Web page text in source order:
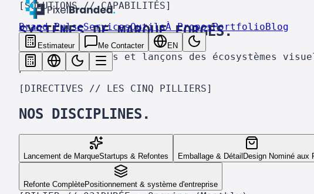
Brand PulseServicesOutilsÀ ProposPortfolioBlog
Estimateur Me Contacter EN
[SOLUTIONS // CAPABILITÉS]
SYSTÈMES DE MARQUEFORGÉS.
Nous construisons et lançons des écosystèmes
prédéfinis.
[DIRECTIVES // LES CINQ PILLIERS]
NOS DISCIPLINES.
Lancement de MarqueStartups & Refontes Emballage & DétailDesign Nominé aux
Refonte ComplètePositionnement & système d'entreprise